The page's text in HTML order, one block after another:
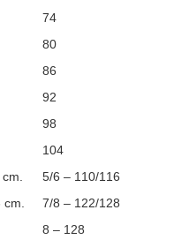
74
80
86
92
98
104
cm.
5/6 – 110/116
cm.
7/8 – 122/128
8 – 128